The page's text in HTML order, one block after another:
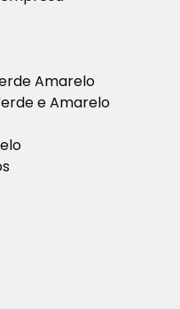
Amarelo
e Amarelo